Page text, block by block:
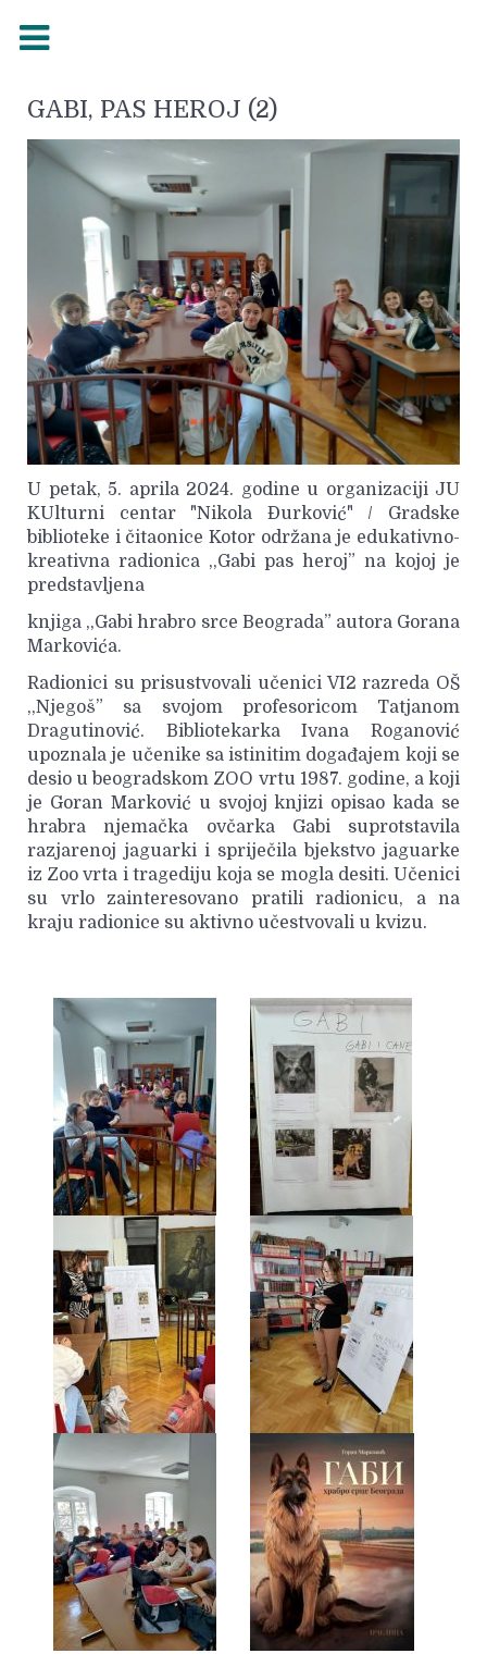
GABI, PAS HEROJ (2)
U petak, 5. aprila 2024. godine u organizaciji JU
KUlturni centar "Nikola Đurković" / Gradske
biblioteke i čitaonice Kotor održana je edukativno-
kreativna radionica ,,Gabi pas heroj” na kojoj je
predstavljena
knjiga ,,Gabi hrabro srce Beograda” autora Gorana
Markovića.
Radionici su prisustvovali učenici VI2 razreda OŠ
,,Njegoš” sa svojom profesoricom Tatjanom
Dragutinović. Bibliotekarka Ivana Roganović
upoznala je učenike sa istinitim događajem koji se
desio u beogradskom ZOO vrtu 1987. godine, a koji
je Goran Marković u svojoj knjizi opisao kada se
hrabra njemačka ovčarka Gabi suprotstavila
razjarenoj jaguarki i spriječila bjekstvo jaguarke
iz Zoo vrta i tragediju koja se mogla desiti. Učenici
su vrlo zainteresovano pratili radionicu, a na
kraju radionice su aktivno učestvovali u kvizu.